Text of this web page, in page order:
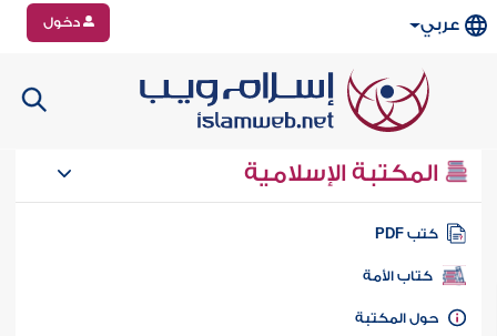
عربي دخول
المكتبة الإسلامية
كتب PDF
كتاب الأمة